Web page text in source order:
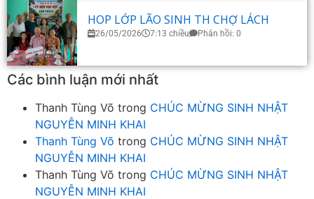
HOP LỚP LÃO SINH TH CHỢ LÁCH
26/05/2026 7:13 chiều Phản hồi: 0
Các bình luận mới nhất
Thanh Tùng Võ trong CHÚC MỪNG SINH NHẬT
NGUYỄN MINH KHAI
Thanh Tùng Võ trong CHÚC MỪNG SINH NHẬT
NGUYỄN MINH KHAI
Thanh Tùng Võ trong CHÚC MỪNG SINH NHẬT
NGUYỄN MINH KHAI